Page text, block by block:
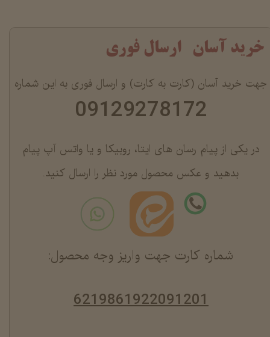
خرید آسان ارسال فوری
جهت خرید آسان (کارت به کارت) و ارسال فوری به این شماره
09129278172
در یکی از پیام رسان های ایتا، روبیکا و یا واتس آپ پیام
بدهید و عکس محصول مورد نظر را ارسال کنید.
شماره کارت جهت واریز وجه محصول:
6219861922091201